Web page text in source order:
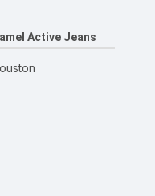
Active Jeans